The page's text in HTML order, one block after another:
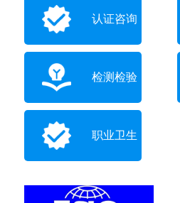
认证咨询
检测检验
职业卫生